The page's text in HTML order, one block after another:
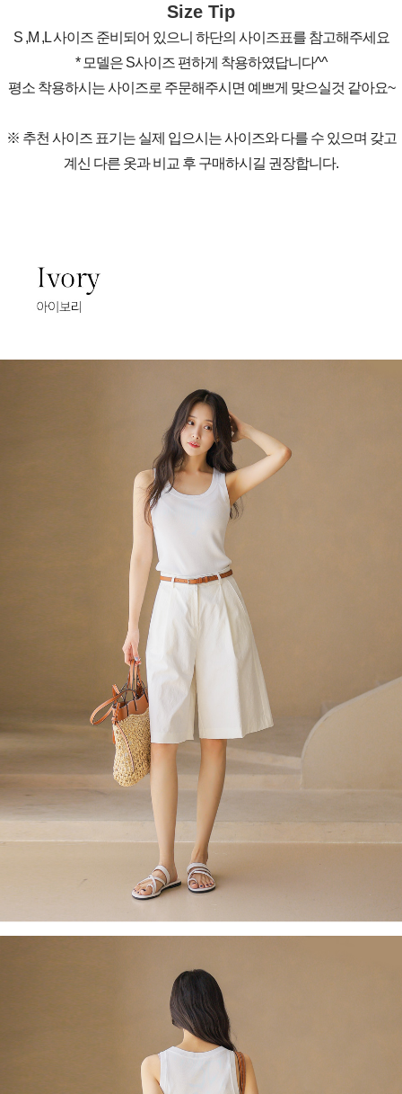
Size Tip
S ,M ,L 사이즈 준비되어 있으니 하단의 사이즈표를 참고해주세요
* 모델은 S사이즈 편하게 착용하였답니다^^
평소 착용하시는 사이즈로 주문해주시면 예쁘게 맞으실것 같아요~
※ 추천 사이즈 표기는 실제 입으시는 사이즈와 다를 수 있으며 갖고
계신 다른 옷과 비교 후 구매하시길 권장합니다.